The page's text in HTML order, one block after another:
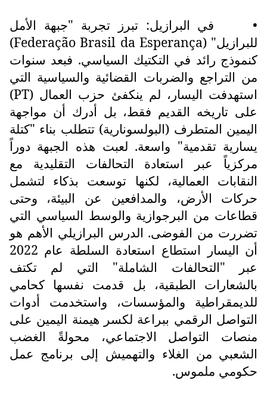
•
في البرازيل: تبرز تجربة "جبهة الأمل
للبرازيل" (Federação Brasil da Esperança
)
كنموذج رائد في التكتيك السياسي. فبعد سنوات
من التراجع والضربات القضائية والسياسية التي
استهدفت اليسار، لم ينكفئ حزب العمال (PT
)
على تاريخه القديم فقط، بل أدرك أن مواجهة
اليمين المتطرف (البولسونارية) تتطلب بناء "كتلة
يسارية تقدمية" واسعة. لعبت هذه الجبهة دوراً
مركزياً عبر استعادة التحالفات التقليدية مع
النقابات العمالية، لكنها توسعت بذكاء لتشمل
حركات الأرض، والمدافعين عن البيئة، وحتى
قطاعات من البرجوازية والوسط السياسي التي
تضررت من الفوضى. الدرس البرازيلي الأهم هو
أن اليسار استطاع استعادة السلطة عام 2022
عبر "التحالفات الشاملة" التي لم تكتف
بالشعارات الطبقية، بل قدمت نفسها كحامي
للديمقراطية والمؤسسات، واستخدمت أدوات
التواصل الرقمي ببراعة لكسر هيمنة اليمين على
منصات التواصل الاجتماعي، محولةً الغضب
الشعبي من الغلاء والتهميش إلى برنامج عمل
حكومي ملموس.